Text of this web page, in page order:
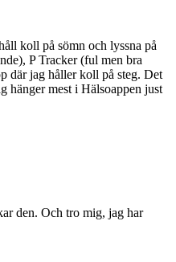
koll på sömn och lyssna på
P Tracker (ful men bra
där jag håller koll på steg. Det
hänger mest i Hälsoappen just
den. Och tro mig, jag har